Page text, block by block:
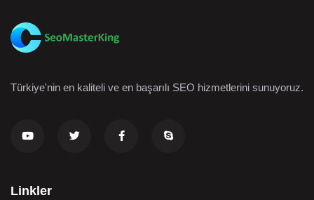
Türkiye'nin en kaliteli ve en başarılı SEO hizmetlerini sunuyoruz.
Linkler